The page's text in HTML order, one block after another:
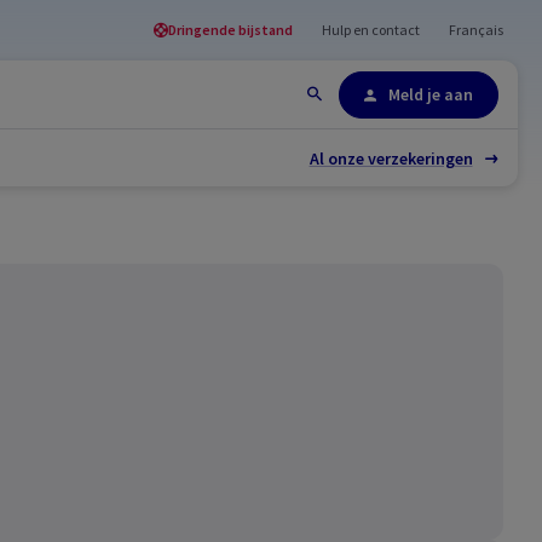
Dringende bijstand Hulp en contact Français
Meld je aan
Al onze verzekeringen